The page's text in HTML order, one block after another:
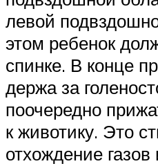
левой
этом ребенок
спинке. В конце
держа за
поочередно
к животику. Это
отхождение